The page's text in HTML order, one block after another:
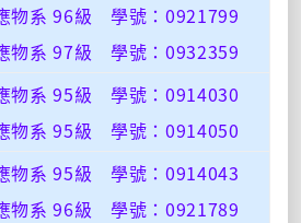
物系 96級 學號：0921799
物系 97級 學號：0932359
物系 95級 學號：0914030
物系 95級 學號：0914050
物系 95級 學號：0914043
系 96級 學號：0921789